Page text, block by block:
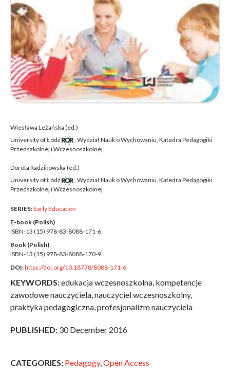
Wiesława Leżańska (ed.)
University of Łódź
,Wydział Nauk o Wychowaniu, Katedra Pedagogiki
Przedszkolnej i Wczesnoszkolnej
Dorota Radzikowska (ed.)
University of Łódź
,Wydział Nauk o Wychowaniu, Katedra Pedagogiki
Przedszkolnej i Wczesnoszkolnej
SERIES:Early Education
E-book (Polish)
ISBN-13 (15) 978-83-8088-171-6
Book (Polish)
ISBN-13 (15) 978-83-8088-170-9
DOI:https://doi.org/10.18778/8088-171-6
KEYWORDS:edukacja wczesnoszkolna, kompetencje
zawodowe nauczyciela, nauczyciel wczesnoszkolny,
praktyka pedagogiczna, profesjonalizm nauczyciela
PUBLISHED: 30 December 2016
CATEGORIES: Pedagogy,Open Access